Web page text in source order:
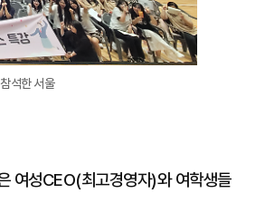
확
대
석한 서울
여성CEO(최고경영자)와 여학생들